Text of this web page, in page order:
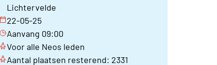
Lichtervelde
22-05-25
Aanvang 09:00
Voor alle Neos leden
Aantal plaatsen resterend: 2331